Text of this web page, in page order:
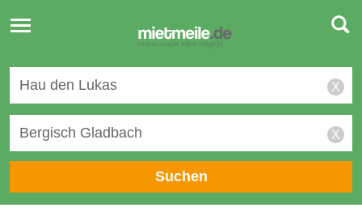
Toggle
navigation
X
X
Suchen